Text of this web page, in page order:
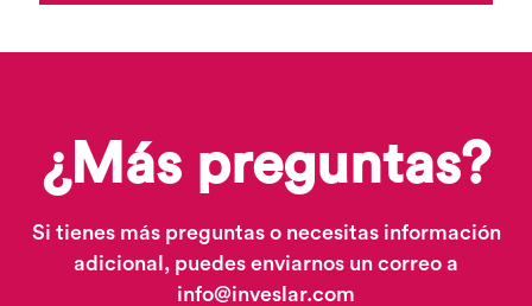
¿Más preguntas?
Si tienes más preguntas o necesitas información
adicional, puedes enviarnos un correo a
info@inveslar.com